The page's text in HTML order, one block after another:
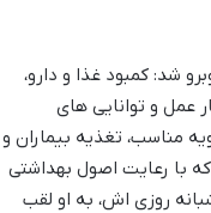
شد: کمبود غذا و دارو،
عمل و توانایی های
مناسب، تغذیه بیماران و
که با رعایت اصول بهداشتی
روزی اش، به او لقب